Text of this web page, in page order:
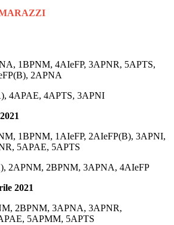
1BPNM, 4AIeFP, 3APNR, 5APTS,
2APNA
4APAE, 4APTS, 3APNI
1BPNM, 1AIeFP, 2AIeFP(B), 3APNI,
5APAE, 5APTS
2APNM, 2BPNM, 3APNA, 4AIeFP
2021
2BPNM, 3APNA, 3APNR,
5APMM, 5APTS